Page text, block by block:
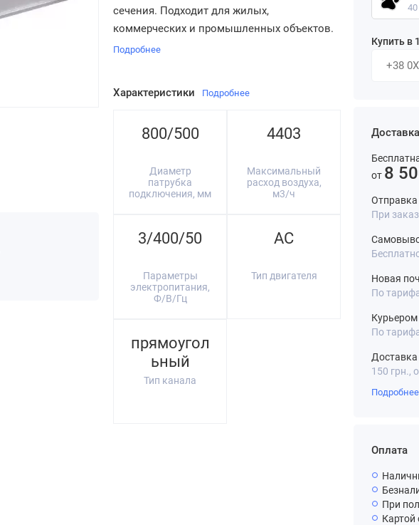
сечения. Подходит для жилых,
коммерческих и промышленных объектов.
Подробнее
Характеристики Подробнее
800/500
Диаметр
патрубка
подключения, мм
4403
Максимальный
расход воздуха,
м3/ч
3/400/50
Параметры
электропитания,
Ф/В/Гц
AC
Тип двигателя
прямоугол
ьный
Тип канала
Купить в
Доставка
от 8
Отправка
При
Новая
По
По
Доставка
150 грн.,
Подробнее
Оплата
При
Картой